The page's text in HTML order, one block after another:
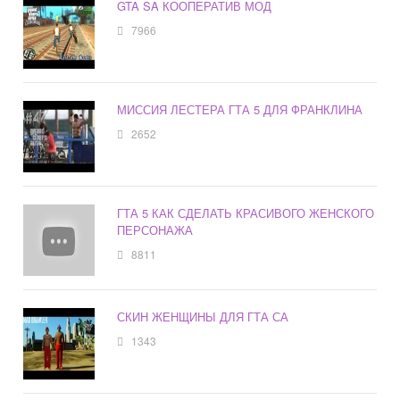
GTA SA КООПЕРАТИВ МОД
7966
МИССИЯ ЛЕСТЕРА ГТА 5 ДЛЯ ФРАНКЛИНА
2652
ГТА 5 КАК СДЕЛАТЬ КРАСИВОГО ЖЕНСКОГО
ПЕРСОНАЖА
8811
СКИН ЖЕНЩИНЫ ДЛЯ ГТА СА
1343